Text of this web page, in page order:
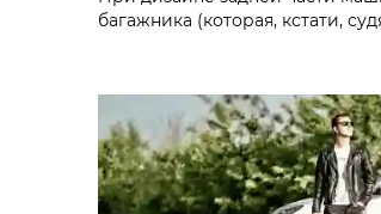
багажника (которая, кстати,